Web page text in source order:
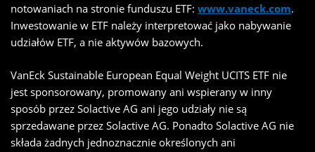
notowaniach na stronie funduszu ETF: www.vaneck.com.
Inwestowanie w ETF należy interpretować jako nabywanie
udziałów ETF, a nie aktywów bazowych.
VanEck Sustainable European Equal Weight UCITS ETF nie
jest sponsorowany, promowany ani wspierany w inny
sposób przez Solactive AG ani jego udziały nie są
sprzedawane przez Solactive AG. Ponadto Solactive AG nie
składa żadnych jednoznacznie określonych ani